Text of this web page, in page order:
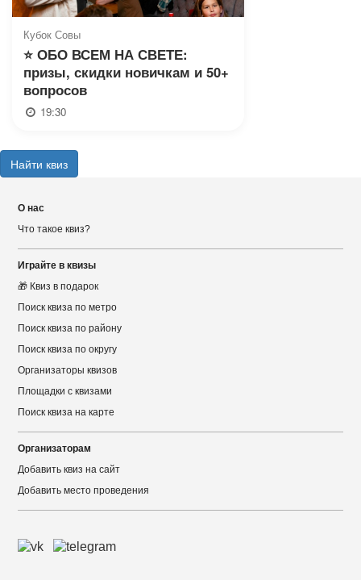
Кубок Совы
⭐ ОБО ВСЕМ НА СВЕТЕ:
призы, скидки новичкам и 50+
вопросов
19:30
Найти квиз
О нас
Что такое квиз?
Играйте в квизы
🎁 Квиз в подарок
Поиск квиза по метро
Поиск квиза по району
Поиск квиза по округу
Организаторы квизов
Площадки с квизами
Поиск квиза на карте
Организаторам
Добавить квиз на сайт
Добавить место проведения